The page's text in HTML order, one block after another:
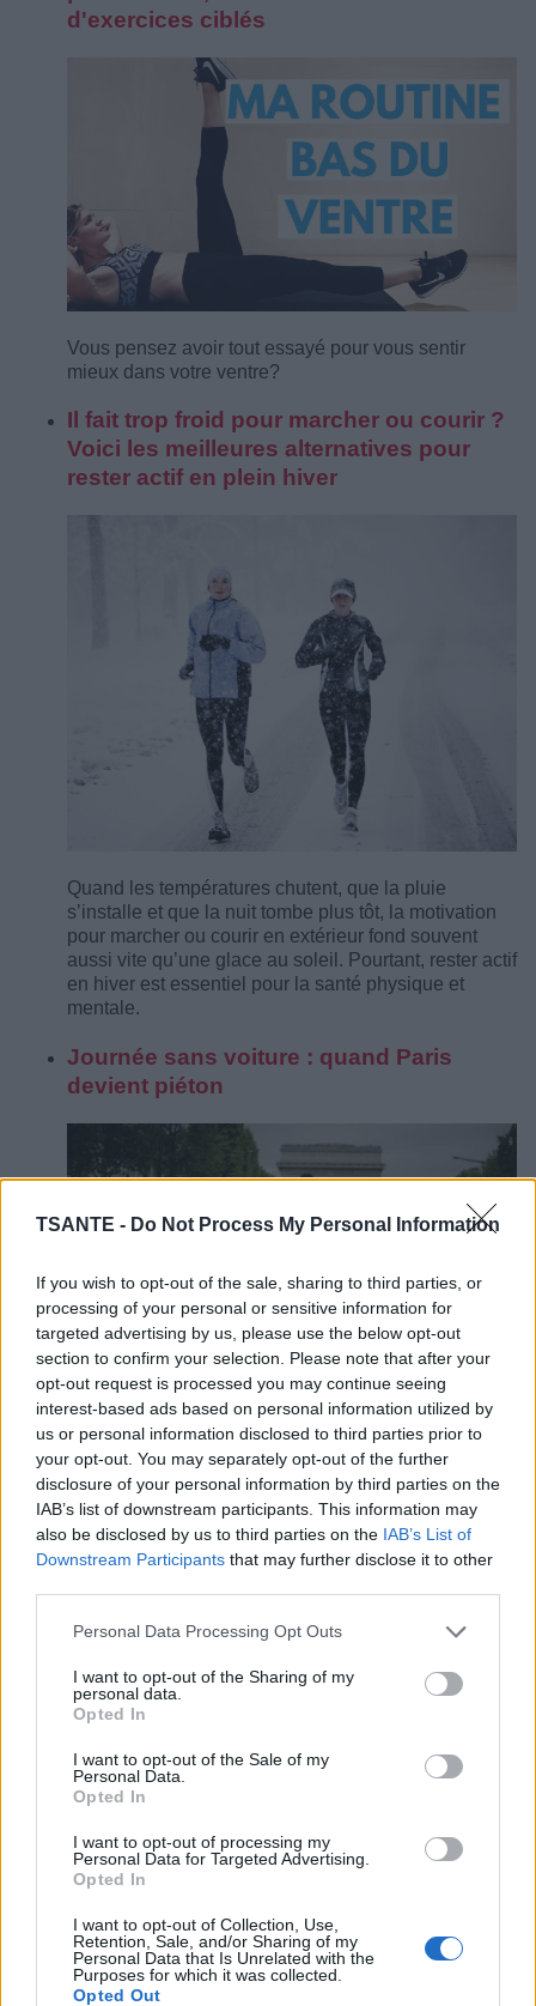
TSANTE - Do Not Process My Personal Information
If you wish to opt-out of the sale, sharing to third parties, or
processing of your personal or sensitive information for
targeted advertising by us, please use the below opt-out
section to confirm your selection. Please note that after your
opt-out request is processed you may continue seeing
interest-based ads based on personal information utilized by
us or personal information disclosed to third parties prior to
your opt-out. You may separately opt-out of the further
disclosure of your personal information by third parties on the
IAB’s list of downstream participants. This information may
also be disclosed by us to third parties on the IAB’s List of
Downstream Participants that may further disclose it to other
Personal Data Processing Opt Outs
I want to opt-out of the Sharing of my
personal data.
Opted In
I want to opt-out of the Sale of my
Personal Data.
Opted In
I want to opt-out of processing my
Personal Data for Targeted Advertising.
Opted In
I want to opt-out of Collection, Use,
Retention, Sale, and/or Sharing of my
Personal Data that Is Unrelated with the
Purposes for which it was collected.
Opted Out
d'exercices ciblés
Vous pensez avoir tout essayé pour vous sentir
mieux dans votre ventre?
Il fait trop froid pour marcher ou courir ?
Voici les meilleures alternatives pour
rester actif en plein hiver
Quand les températures chutent, que la pluie
s’installe et que la nuit tombe plus tôt, la motivation
pour marcher ou courir en extérieur fond souvent
aussi vite qu’une glace au soleil. Pourtant, rester actif
en hiver est essentiel pour la santé physique et
mentale.
Journée sans voiture : quand Paris
devient piéton
Le programme, une journée sans voiture, s'annonçait
alléchant.
L’exercice roi spécial ventre plat d'après
un coach personnel !
abdominaux profonds.
La course permettrait d’améliorer la
mémoire et de réduire le stress